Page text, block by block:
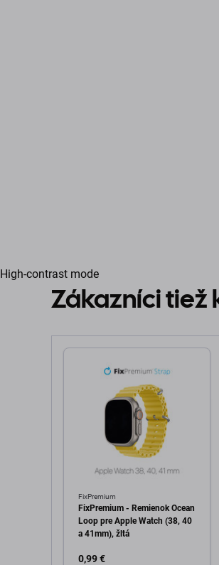
High-contrast mode
Zákazníci tiež
FixPremium
FixPremium - Remienok Ocean
Loop pre Apple Watch (38, 40
a 41mm), žltá
0,99 €